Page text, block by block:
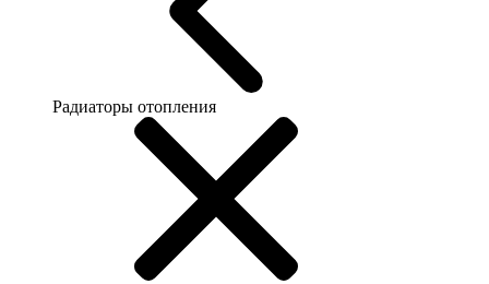
Радиаторы отопления